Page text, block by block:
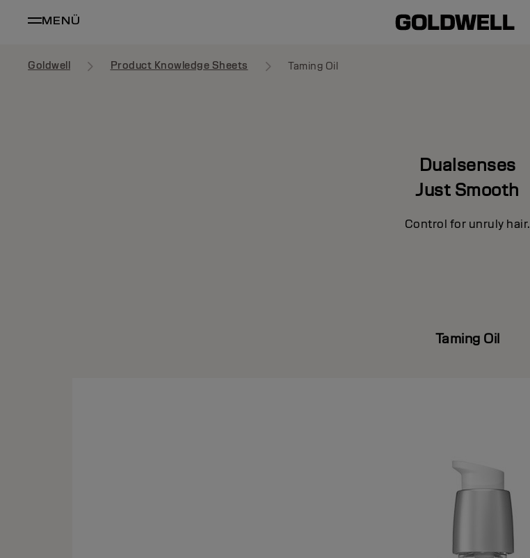
MENÜ
Goldwell Product Knowledge Sheets Taming Oil
Dualsenses
Just Smooth
Control for unruly hair.
Taming Oil